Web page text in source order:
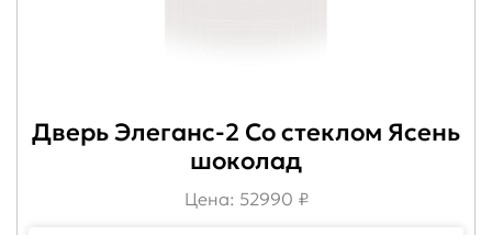
Дверь Элеганс-2 Со стеклом Ясень
шоколад
Цена: 52990 ₽